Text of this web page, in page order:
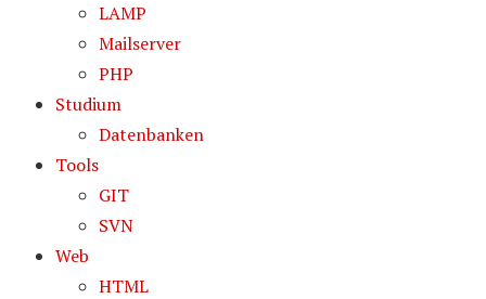
LAMP
Mailserver
PHP
Studium
Datenbanken
Tools
GIT
SVN
Web
HTML